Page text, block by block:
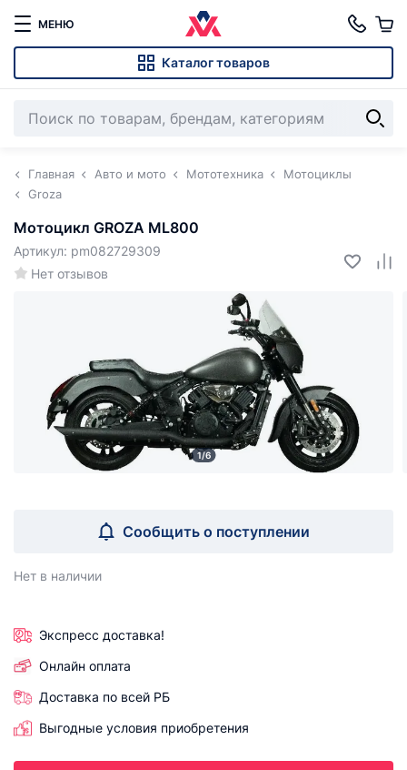
МЕНЮ
Каталог товаров
Главная Авто и мото Мототехника
Мотоциклы
Groza
Мотоцикл GROZA ML800
Нет отзывов
Артикул: pm082729309
1/6
Сообщить о поступлении
Нет в наличии
Экспресс доставка!
Онлайн оплата
Доставка по всей РБ
Выгодные условия приобретения